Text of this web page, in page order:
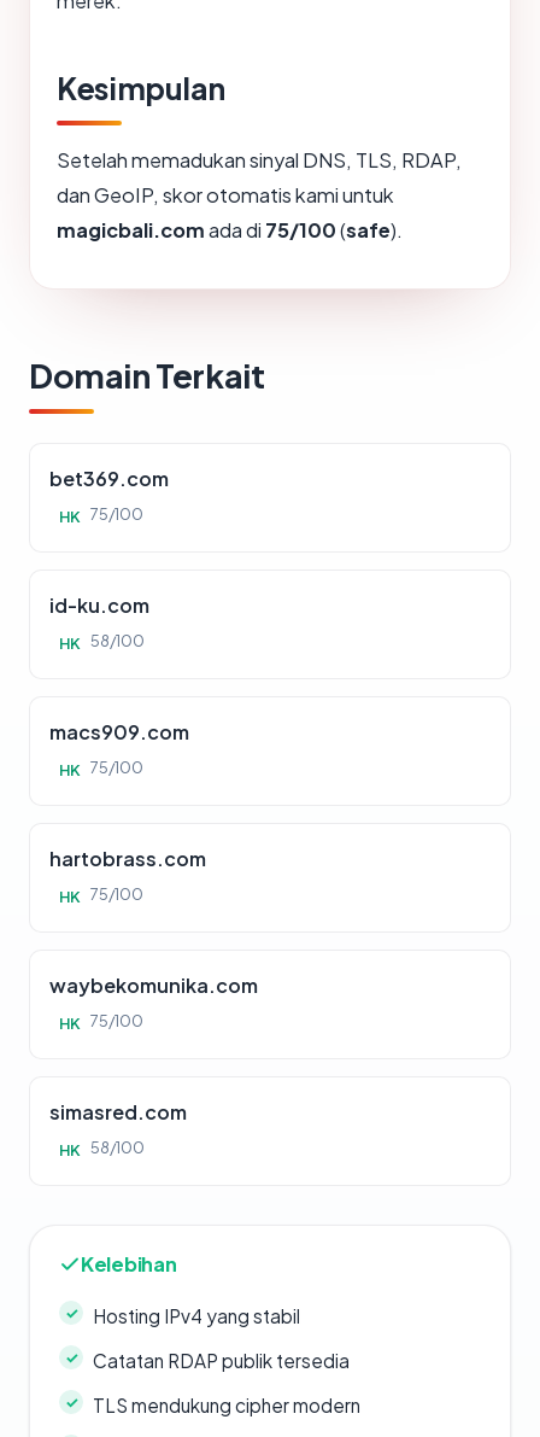
Kesimpulan
Setelah memadukan sinyal DNS, TLS, RDAP,
dan GeoIP, skor otomatis kami untuk
magicbali.comada di 75/100(safe).
Domain Terkait
bet369.com
HK 75/100
id-ku.com
HK 58/100
macs909.com
HK 75/100
hartobrass.com
HK 75/100
waybekomunika.com
HK 75/100
simasred.com
HK 58/100
Kelebihan
Hosting IPv4 yang stabil
Catatan RDAP publik tersedia
TLS mendukung cipher modern